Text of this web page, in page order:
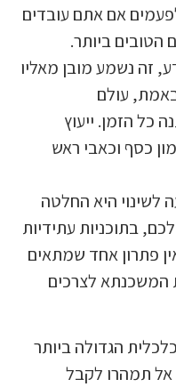
אתם עובדים
ביותר.
מובן מאליו
ייעוץ
ראש
היא החלטה
עתידיות
אחד שמתאים
לצרכים
ביותר
לקבל